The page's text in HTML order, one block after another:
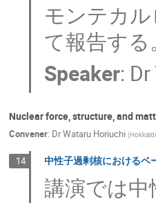
モンテカ
て報告する。
Speaker: Dr
Nuclear force, structure, and
Convener: DrWataru Horiuchi (
14 中性子過剰核におけるベ
講演では